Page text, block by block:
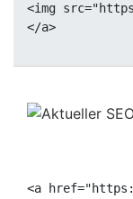
<img
<a